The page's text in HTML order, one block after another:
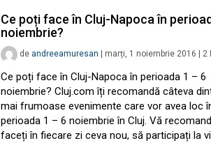
Ce poți face în Cluj-Napoca în
noiembrie?
de andreeamuresan marți, 1 noiembrie 2016 2
Ce poți face în Cluj-Napoca în perioada 1 – 6
noiembrie? Cluj.com îți recomandă câteva
mai frumoase evenimente care vor avea loc
perioada 1 – 6 noiembrie în Cluj. Vă
faceți în fiecare zi ceva nou, să participați la